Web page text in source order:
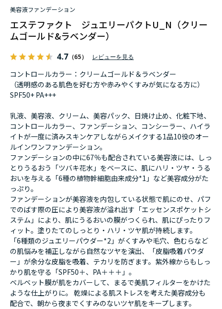
エステファクト ジュエリーパクトU_N（クリー
ムゴールド&ラベンダー）
4.7 （65） レビューを見る
美容液ファンデーション
コントロールカラー：クリームゴールド＆ラベンダー
（透明感のある肌色を好む方や赤みやくすみが気になる方に）
SPF50+ PA+++
乳液、美容液、クリーム、美容パック、日焼け止め、化粧下地、
コントロールカラー、ファンデーション、 コンシーラー、ハイラ
イトが一度に済みスキンケアしながらメイクする1品10役のオー
ルインワンファンデーション。
ファンデーションの中に67％も配合されている美容液には、しっ
とりうるおう「ツバキ花水」をベースに、 肌にハリ・ツヤ・うる
おいを与える「6種の植物幹細胞由来成分*1」など美容成分がた
っぷり。
ファンデーションが美容液を内包している状態で肌にのせ、パフ
でのばす際の圧により美容液が溢れ出す「エッセンスポケットシ
ステム」により、 肌にうるおいの膜がつくられ、肌にぴったりフ
ィット。塗りたてのしっとり・ハリ・ツヤ肌が持続します。
「6種類のジュエリーパウダー*2」がくすみや毛穴、色むらなど
の肌悩みを補正しながら自然なツヤを演出、
「皮脂吸着パウダ
ー」が余分な皮脂を吸着、テカリを防ぎます。紫外線からもしっ
かり肌を守る「SPF50＋、PA＋＋＋」。
ベルベット膜が肌をカバーして、まるで美肌フィルターをかけた
ような仕上がりに。 乾燥による肌ストレスを考えた美容成分も
配合で、朝から夜までくすみのないツヤ肌をキープします。